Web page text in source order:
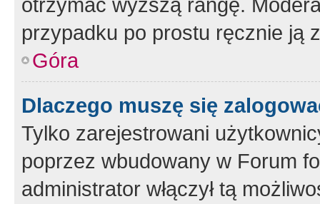
przypadku po prostu ręcznie ją
Góra
Dlaczego muszę się
Tylko zarejestrowani
poprzez wbudowany w Forum
administrator włączył tą